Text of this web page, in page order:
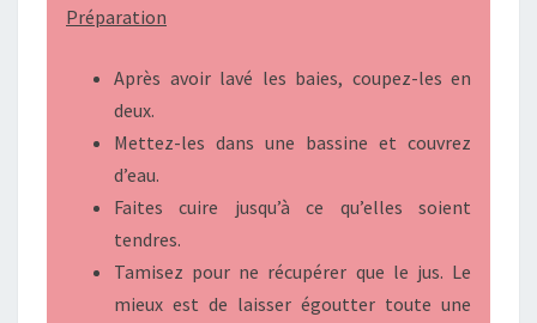
Préparation
Après avoir lavé les baies, coupez-les en
deux.
Mettez-les dans une bassine et couvrez
d’eau.
Faites cuire jusqu’à ce qu’elles soient
tendres.
Tamisez pour ne récupérer que le jus. Le
mieux est de laisser égoutter toute une